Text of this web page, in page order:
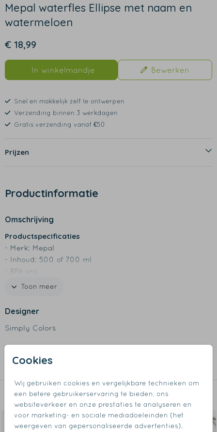
Cookies
Wij gebruiken cookies en vergelijkbare technieken om
een betere gebruikerservaring te bieden, ons
websiteverkeer en onze prestaties te analyseren en
voor marketing- en sociale mediadoeleinden (het
weergeven van gepersonaliseerde advertenties).
Mepal waterfles Ellipse met naam en
watermeloen
€ 18,99
In winkelmandje Bewerken
Snel en makkelijk zelf te ontwerpen
Verzending binnen 3 werkdagen
Gratis verzending vanaf €50
Prijzen
Productinformatie
Omschrijving
Productspecificaties
- Merk: Mepal
- Inhoud: 500 of 700 ml
- BPA-vrij
- Lekdicht
in de vaatwasser
Toon meer
Designer
Simply Colors
Collectie
Waterflessen
Dit vind je misschien ook leuk